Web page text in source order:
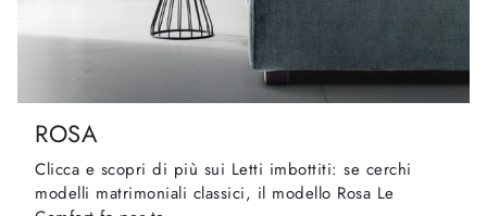
ROSA
Clicca e scopri di più sui Letti imbottiti: se cerchi
modelli matrimoniali classici, il modello Rosa Le